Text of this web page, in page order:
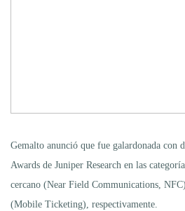
Gemalto anunció que fue galardonada con
Awards de Juniper Research en las
cercano (Near Field Communications,
(Mobile Ticketing), respectivamente.